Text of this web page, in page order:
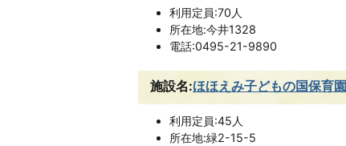
利用定員:70人
所在地:今井1328
電話:0495-21-9890
施設名:ほほえみ子どもの国保育園
利用定員:45人
所在地:緑2-15-5